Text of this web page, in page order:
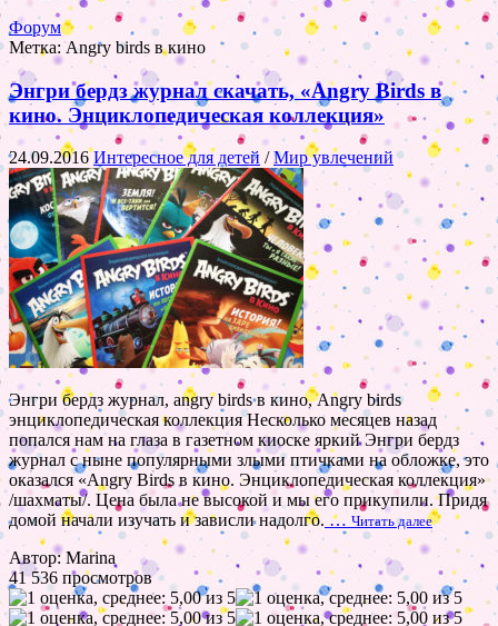
Форум
Метка:Angry birds в кино
Энгри бердз журнал скачать, «Angry Birds в
кино. Энциклопедическая коллекция»
24.09.2016Интересное для детей /Мир увлечений
Энгри бердз журнал, angry birds в кино, Angry birds
энциклопедическая коллекция Несколько месяцев назад
попался нам на глаза в газетном киоске яркий Энгри бердз
журнал с ныне популярными злыми птичками на обложке, это
оказался «Angry Birds в кино. Энциклопедическая коллекция»
/шахматы/. Цена была не высокой и мы его прикупили. Придя
домой начали изучать и зависли надолго. … Читать далее
Автор: Marina
41 536 просмотров